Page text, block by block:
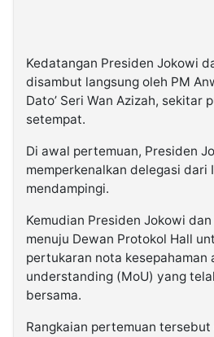
Kedatangan Presiden Jokowi
disambut langsung oleh PM
Dato’ Seri Wan Azizah, sekitar
setempat.
Di awal pertemuan, Presiden
memperkenalkan delegasi dari
mendampingi.
Kemudian Presiden Jokowi
menuju Dewan Protokol Hall
pertukaran nota kesepahaman
understanding (MoU) yang
bersama.
Rangkaian pertemuan